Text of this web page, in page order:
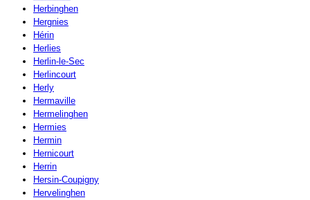
Herbinghen
Hergnies
Hérin
Herlies
Herlin-le-Sec
Herlincourt
Herly
Hermaville
Hermelinghen
Hermies
Hermin
Hernicourt
Herrin
Hersin-Coupigny
Hervelinghen